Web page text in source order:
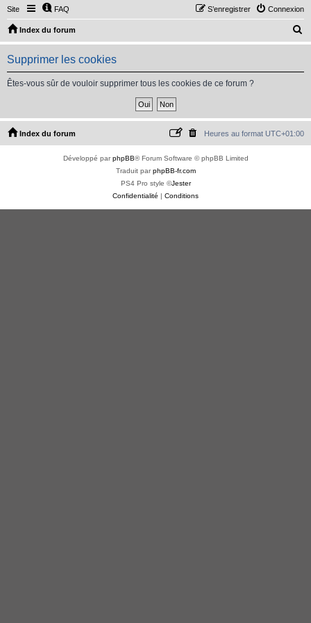
Site FAQ Connexion
S’enregistrer
Index du forum
e
h
Supprimer les cookies
Êtes-vous sûr de vouloir supprimer tous les cookies de ce forum ?
Index du forum Heures au format UTC+01:00
Développé parphpBB® Forum Software © phpBB Limited
Traduit parphpBB-fr.com
PS4 Pro style ©Jester
Confidentialité | Conditions